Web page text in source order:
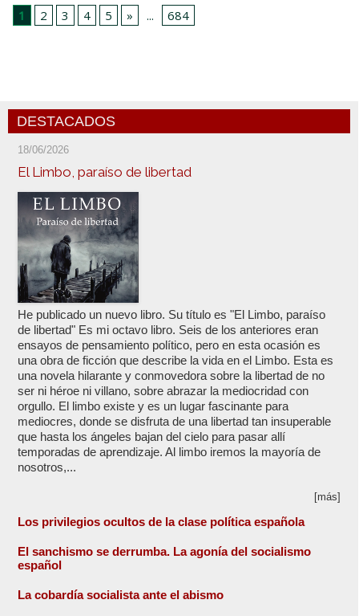
1
2 3 4 5 » ... 684
DESTACADOS
18/06/2026
El Limbo, paraíso de libertad
He publicado un nuevo libro. Su título es "El Limbo, paraíso
de libertad" Es mi octavo libro. Seis de los anteriores eran
ensayos de pensamiento político, pero en esta ocasión es
una obra de ficción que describe la vida en el Limbo. Esta es
una novela hilarante y conmovedora sobre la libertad de no
ser ni héroe ni villano, sobre abrazar la mediocridad con
orgullo. El limbo existe y es un lugar fascinante para
mediocres, donde se disfruta de una libertad tan insuperable
que hasta los ángeles bajan del cielo para pasar allí
temporadas de aprendizaje. Al limbo iremos la mayoría de
nosotros,...
[más]
Los privilegios ocultos de la clase política española
El sanchismo se derrumba. La agonía del socialismo
español
La cobardía socialista ante el abismo